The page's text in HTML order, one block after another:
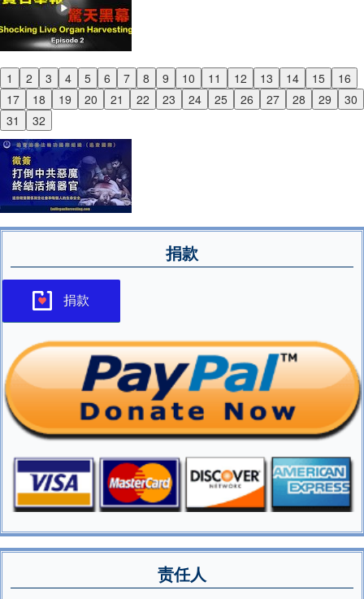
1 2 3 4 5 6 7 8 9 10 11 12 13 14 15
16
17
18 19 20 21 22 23 24 25 26 27 28 29
30
31
32
Previous
Next
捐款
捐款
责任人